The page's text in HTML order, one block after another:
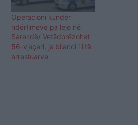
Operacioni kundër
ndërtimeve pa leje në
Sarandë/ Vetëdorëzohet
56-vjeçari, ja bilanci i i të
arrestuarve